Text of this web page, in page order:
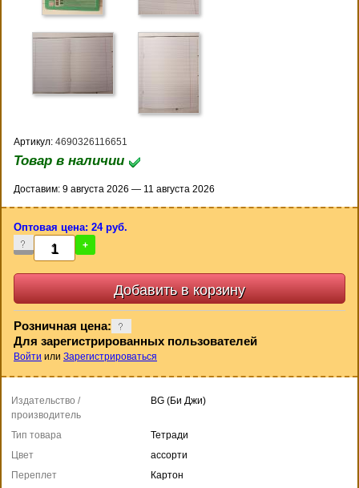
Артикул: 4690326116651
Товар в наличии
Доставим: 9 августа 2026 — 11 августа 2026
Оптовая цена: 24 руб.
- +
Розничная цена:
Для зарегистрированных пользователей
Войти или Зарегистрироваться
Издательство /
производитель
BG (Би Джи)
Тип товара
Тетради
Цвет
ассорти
Переплет
Картон